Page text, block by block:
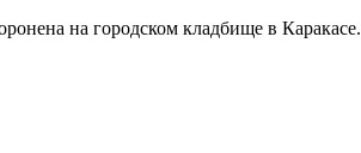
на городском кладбище в Каракасе.